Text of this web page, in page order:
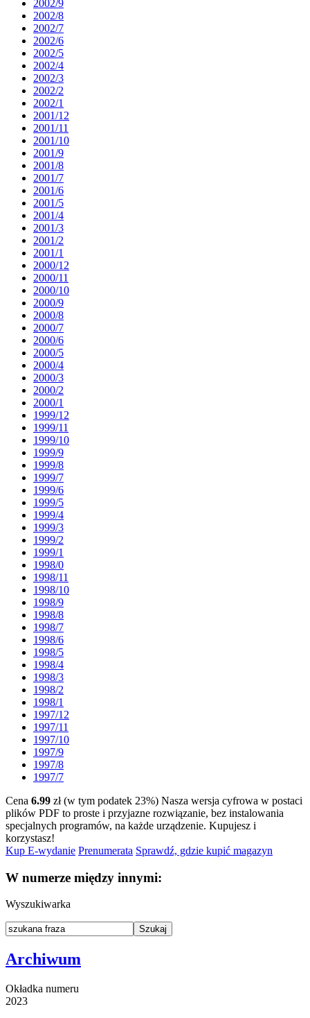
2002/9
2002/8
2002/7
2002/6
2002/5
2002/4
2002/3
2002/2
2002/1
2001/12
2001/11
2001/10
2001/9
2001/8
2001/7
2001/6
2001/5
2001/4
2001/3
2001/2
2001/1
2000/12
2000/11
2000/10
2000/9
2000/8
2000/7
2000/6
2000/5
2000/4
2000/3
2000/2
2000/1
1999/12
1999/11
1999/10
1999/9
1999/8
1999/7
1999/6
1999/5
1999/4
1999/3
1999/2
1999/1
1998/0
1998/11
1998/10
1998/9
1998/8
1998/7
1998/6
1998/5
1998/4
1998/3
1998/2
1998/1
1997/12
1997/11
1997/10
1997/9
1997/8
1997/7
Cena 6.99 zł (w tym podatek 23%) Nasza wersja cyfrowa w postaci
plików PDF to proste i przyjazne rozwiązanie, bez instalowania
specjalnych programów, na każde urządzenie. Kupujesz i
korzystasz!
Kup E-wydanie Prenumerata Sprawdź, gdzie kupić magazyn
W numerze między innymi:
Wyszukiwarka
Archiwum
Okładka numeru
2023